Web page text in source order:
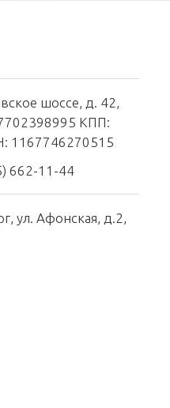
шоссе, д. 42,
КПП:
1167746270515
662-11-44
ул. Афонская, д.2,